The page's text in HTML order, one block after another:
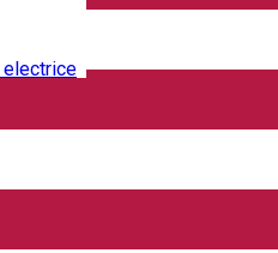
electrice
aeroporturi din tara,
nu ezita sa ne
din gama de lux sau